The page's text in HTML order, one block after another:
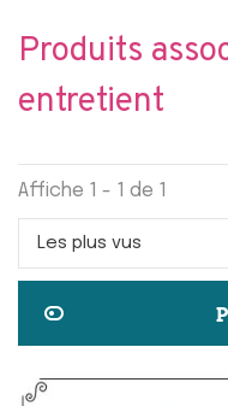
Produits
entretient
Affiche 1 - 1 de 1
Les plus vus